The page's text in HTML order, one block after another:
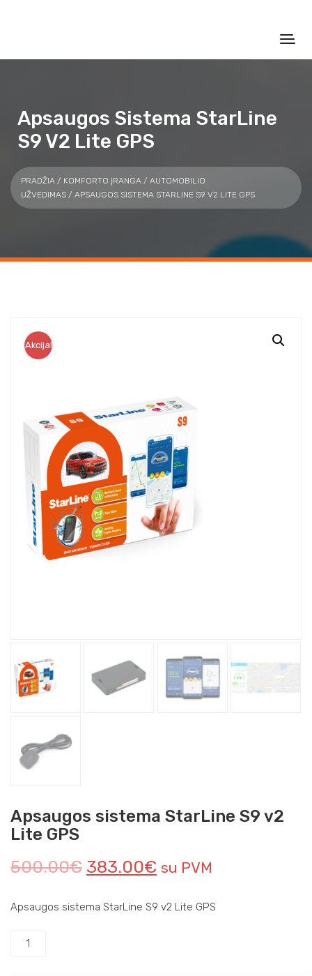
Apsaugos Sistema StarLine
S9 V2 Lite GPS
PRADŽIA / KOMFORTO ĮRANGA / AUTOMOBILIO
UŽVEDIMAS / APSAUGOS SISTEMA STARLINE S9 V2 LITE GPS
Akcija!
Apsaugos sistema StarLine S9 v2
Lite GPS
500.00€ 383.00€ su PVM
Apsaugos sistema StarLine S9 v2 Lite GPS